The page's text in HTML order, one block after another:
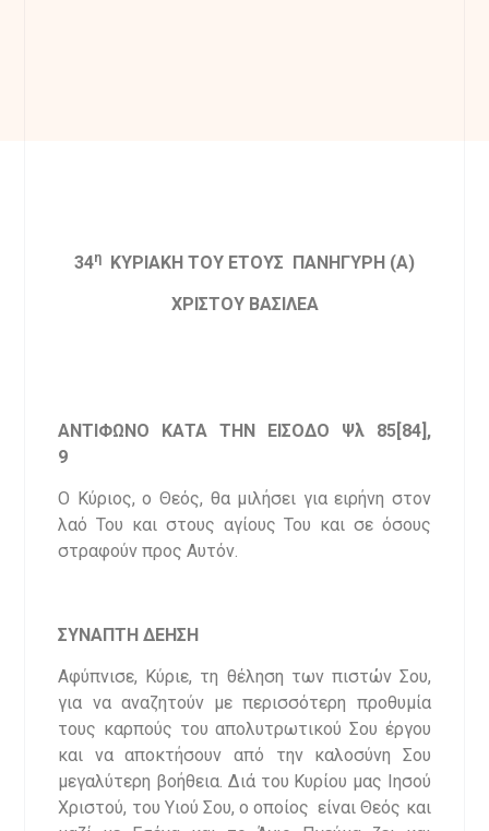
34η ΚΥΡΙΑΚΗ ΤΟΥ ΕΤΟΥΣ ΠΑΝΗΓΥΡΗ (Α)
ΧΡΙΣΤΟΥ ΒΑΣΙΛΕΑ
ΑΝΤΙΦΩΝΟ ΚΑΤΑ ΤΗΝ ΕΙΣΟΔΟ Ψλ 85[84],
9
Ο Κύριος, ο Θεός, θα μιλήσει για ειρήνη στον
λαό Του και στους αγίους Του και σε όσους
στραφούν προς Αυτόν.
ΣΥΝΑΠΤΗ ΔΕΗΣΗ
Αφύπνισε, Κύριε, τη θέληση των πιστών Σου,
για να αναζητούν με περισσότερη προθυμία
τους καρπούς του απολυτρωτικού Σου έργου
και να αποκτήσουν από την καλοσύνη Σου
μεγαλύτερη βοήθεια. Διά του Κυρίου μας Ιησού
Χριστού, του Υιού Σου, ο οποίος είναι Θεός και